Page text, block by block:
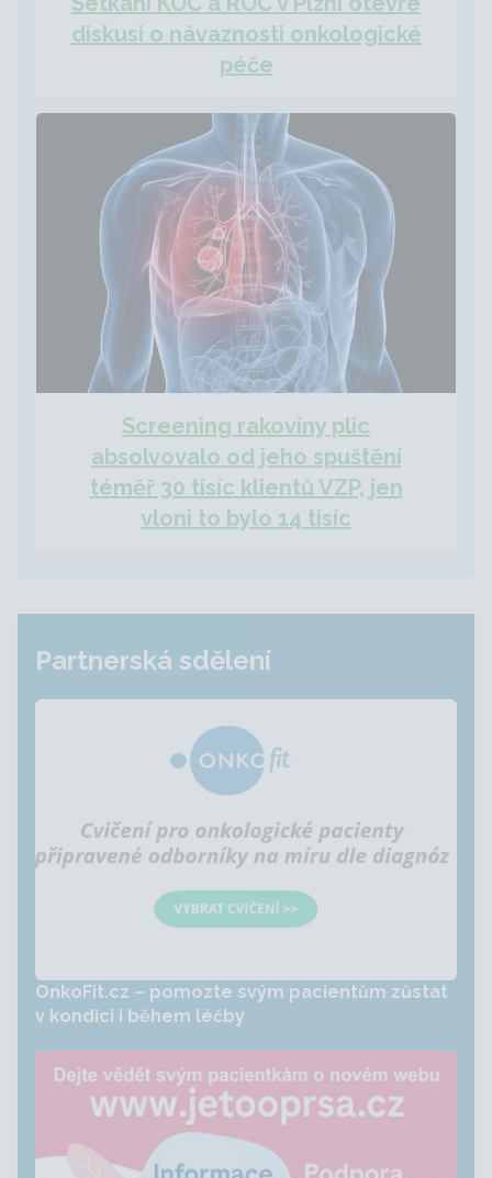
diskusi o návaznosti onkologické
péče
Screening rakoviny plic
absolvovalo od jeho spuštění
téměř 30 tisíc klientů VZP, jen
vloni to bylo 14 tisíc
Partnerská sdělení
OnkoFit.cz – pomozte svým pacientům zůstat
v kondici i během léčby